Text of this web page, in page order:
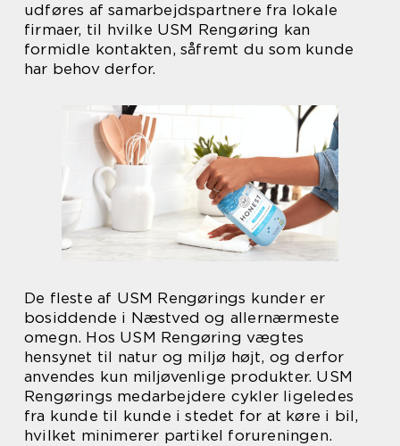
udføres af samarbejdspartnere fra lokale
firmaer, til hvilke USM Rengøring kan
formidle kontakten, såfremt du som kunde
har behov derfor.
De fleste af USM Rengørings kunder er
bosiddende i Næstved og allernærmeste
omegn. Hos USM Rengøring vægtes
hensynet til natur og miljø højt, og derfor
anvendes kun miljøvenlige produkter. USM
Rengørings medarbejdere cykler ligeledes
fra kunde til kunde i stedet for at køre i bil,
hvilket minimerer partikel forureningen.